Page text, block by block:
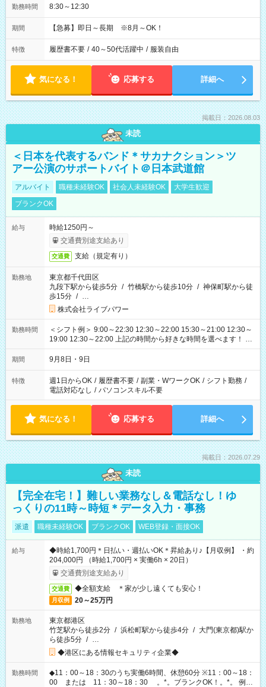
勤務時間 8:30～12:30
期間 【急募】即日～長期 ※8月～OK！
特徴 履歴書不要 / 40～50代活躍中 / 服装自由
気になる！ 応募する 詳細へ
掲載日：2026.08.03
未読
＜日本を代表するバンド＊サカナクション＞ツ
アー公演のサポートバイト＠日本武道館
アルバイト 職種未経験OK 社会人未経験OK
大学生歓迎
ブランクOK
給与
時給1250円～
交通費別途支給あり
交通費 支給（規定有り）
勤務地
東京都千代田区
九段下駅から徒歩5分 / 竹橋駅から徒歩10分 / 神保町駅から徒
歩15分 / …
株式会社ライブパワー
勤務時間
＜シフト例＞ 9:00～22:30 12:30～22:00 15:30～21:00 12:30～
19:00 12:30～22:00 上記の時間から好きな時間を選べます！ ※
時間は変更となる可能性があります
期間 9月8日・9日
特徴 週1日からOK / 履歴書不要 / 副業・WワークOK / シフト勤務 /
電話対応なし / パソコンスキル不要
気になる！ 応募する 詳細へ
掲載日：2026.07.29
未読
【完全在宅！】難しい業務なし＆電話なし！ゆ
っくりの11時～時短＊データ入力・事務
派遣 職種未経験OK ブランクOK WEB登録・面接OK
給与
◆時給1,700円＊日払い・週払いOK＊昇給あり♪【月収例】 ・約
204,000円 （時給1,700円 × 実働6h × 20日）
交通費別途支給あり
交通費 ◆全額支給 ＊家が少し遠くても安心！
月収例 20～25万円
勤務地
東京都港区
竹芝駅から徒歩2分 / 浜松町駅から徒歩4分 / 大門(東京都)駅か
ら徒歩5分 / …
◆港区にある情報セキュリティ企業◆
勤務時間
◆11：00～18：30のうち実働6時間、休憩60分 ※11：00～18：
00 または 11：30～18：30 。*。ブランクOK！。*。 例え